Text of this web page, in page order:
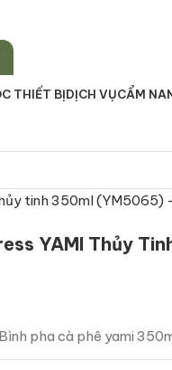
THIẾT BỊDỊCH VỤCẨM
YAMI Thủy
Bình pha cà phê yami